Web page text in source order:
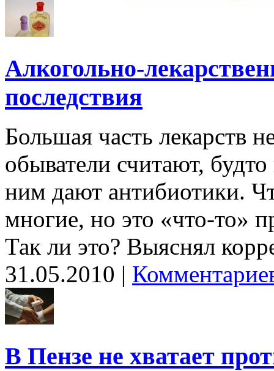
Алкогольно-
последствия
Большая часть лекарств
обыватели считают,
ним дают антибиотики.
многие, но это «что-то»
Так ли это? Выяснял
31.05.2010 |
В Пензе не хватает